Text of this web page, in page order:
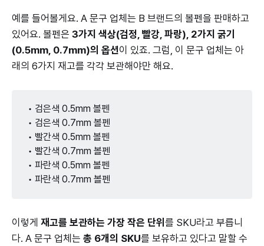
예를 들어볼게요. A 문구 업체는 B 브랜드의 볼펜을 판매하고
있어요. 볼펜은 3가지 색상(검정, 빨강, 파랑), 2가지 굵기
(0.5mm, 0.7mm)의 옵션이 있죠. 그럼, 이 문구 업체는 아
래의 6가지 재고를 각각 보관해야만 해요.
• 검은색 0.5mm 볼펜
• 검은색 0.7mm 볼펜
• 빨간색 0.5mm 볼펜
• 빨간색 0.7mm 볼펜
• 파란색 0.5mm 볼펜
• 파란색 0.7mm 볼펜
이렇게 재고를 보관하는 가장 작은 단위 를 SKU라고 부릅니
다. A 문구 업체는 총 6개의 SKU를 보유하고 있다고 말할 수